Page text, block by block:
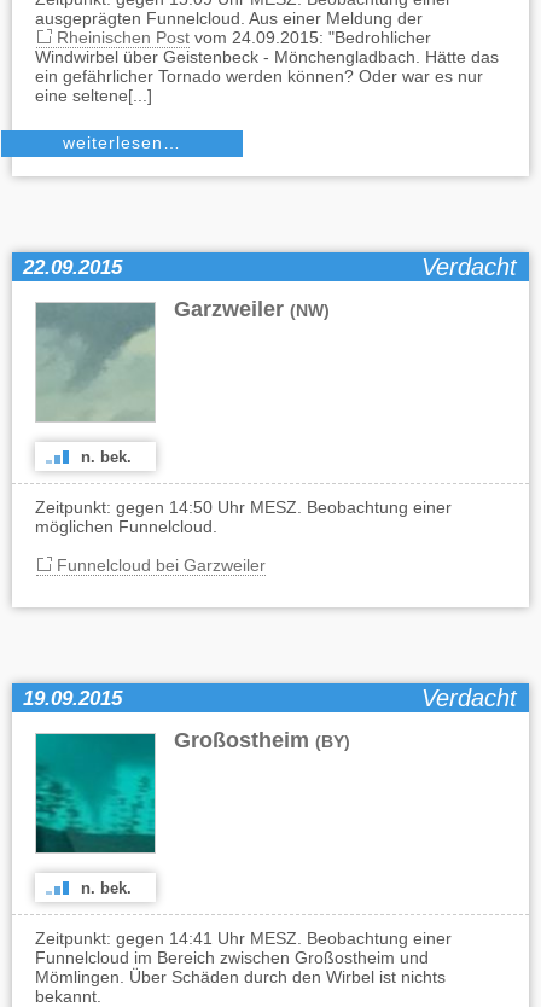
ausgeprägten Funnelcloud. Aus einer Meldung der
Rheinischen Postvom 24.09.2015: "Bedrohlicher
Windwirbel über Geistenbeck - Mönchengladbach. Hätte das
ein gefährlicher Tornado werden können? Oder war es nur
eine seltene[...]
weiterlesen…
22.09.2015 Verdacht
Garzweiler (NW)
n. bek.
Zeitpunkt: gegen 14:50 Uhr MESZ. Beobachtung einer
möglichen Funnelcloud.
Funnelcloud bei Garzweiler
19.09.2015 Verdacht
Großostheim (BY)
n. bek.
Zeitpunkt: gegen 14:41 Uhr MESZ. Beobachtung einer
Funnelcloud im Bereich zwischen Großostheim und
Mömlingen. Über Schäden durch den Wirbel ist nichts
bekannt.